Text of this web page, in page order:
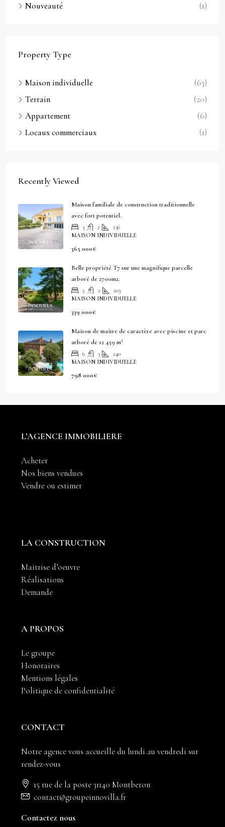
Nouveauté
(1)
Property Type
Maison individuelle
(63)
Terrain
(20)
Appartement
(6)
Locaux commerciaux
(1)
Recently Viewed
Maison familiale de construction traditionnelle
avec fort potentiel.
3 2
236
MAISON INDIVIDUELLE
365 000€
Belle propriété T7 sur une magnifique parcelle
arboré de 2700m2.
5 2
203
MAISON INDIVIDUELLE
339 000€
Maison de maître de caractère avec piscine et parc
arboré de 12 459 m²
6 3
240
MAISON INDIVIDUELLE
798 000€
L’AGENCE IMMOBILIERE
Acheter
Nos biens vendues
Vendre ou estimer
LA CONSTRUCTION
Maitrise d’oeuvre
Réalisations
Demande
A PROPOS
Le groupe
Honoraires
Mentions légales
Politique de confidentialité
CONTACT
Notre agence vous accueille du lundi au vendredi sur
rendez-vous
15 rue de la poste 31140 Montberon
contact@groupeinnovilla.fr
Contactez nous